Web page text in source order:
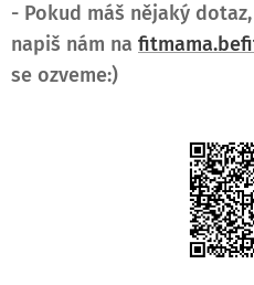
- Pokud máš nějaký
napiš nám na
se ozveme:)